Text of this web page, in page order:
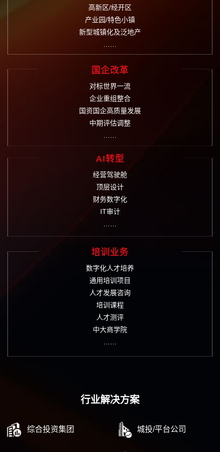
高新区/经开区
产业园/特色小镇
新型城镇化及泛地产
国企改革
对标世界一流
企业重组整合
国资国企高质量发展
中期评估调整
AI转型
经营驾驶舱
顶层设计
财务数字化
IT审计
培训业务
数字化人才培养
通用培训项目
人才发展咨询
培训课程
人才测评
中大商学院
行业解决方案
综合投资集团 城投/平台公司